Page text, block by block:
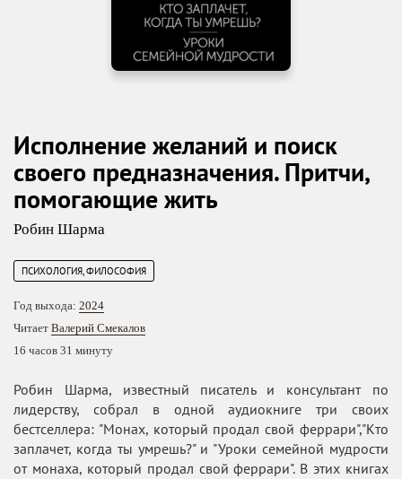
Исполнение желаний и поиск
своего предназначения. Притчи,
помогающие жить
Робин Шарма
ПСИХОЛОГИЯ, ФИЛОСОФИЯ
Год выхода: 2024
Читает Валерий Смекалов
16 часов 31 минуту
Робин Шарма, известный писатель и консультант по
лидерству, собрал в одной аудиокниге три своих
бестселлера: "Монах, который продал свой феррари","Кто
заплачет, когда ты умрешь?" и "Уроки семейной мудрости
от монаха, который продал свой феррари". В этих книгах